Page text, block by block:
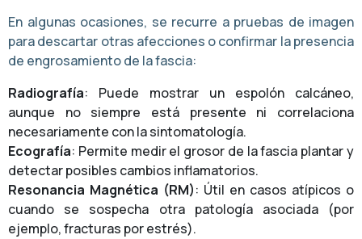
En algunas ocasiones, se recurre a pruebas de imagen
para descartar otras afecciones o confirmar la presencia
de engrosamiento de la fascia:
Radiografía: Puede mostrar un espolón calcáneo,
aunque no siempre está presente ni correlaciona
necesariamente con la sintomatología.
Ecografía: Permite medir el grosor de la fascia plantar y
detectar posibles cambios inflamatorios.
Resonancia Magnética (RM): Útil en casos atípicos o
cuando se sospecha otra patología asociada (por
ejemplo, fracturas por estrés).